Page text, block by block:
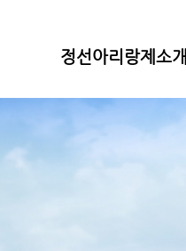
정선아리랑제소개